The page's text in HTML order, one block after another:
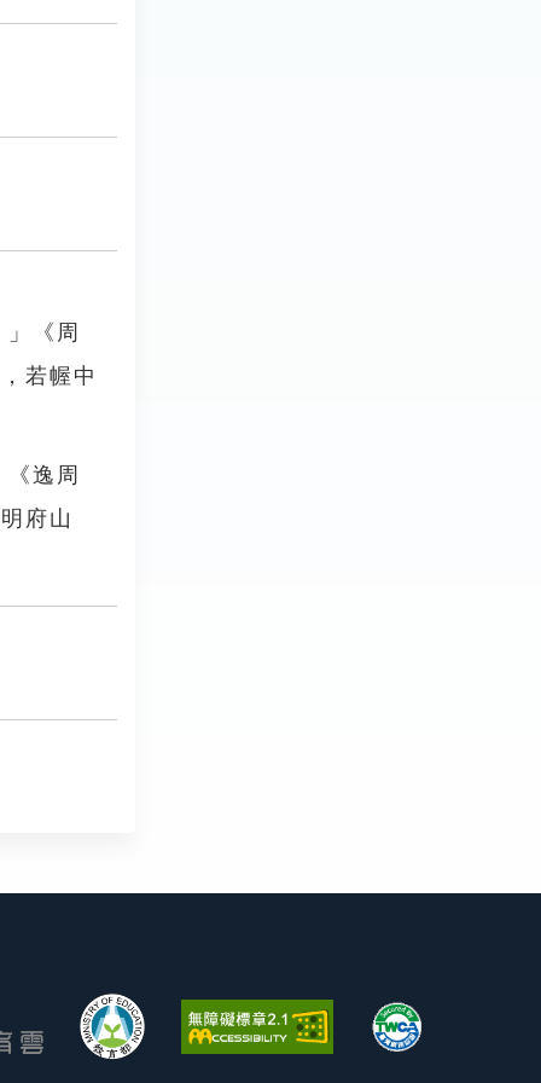
《周
若幄中
逸周
府山